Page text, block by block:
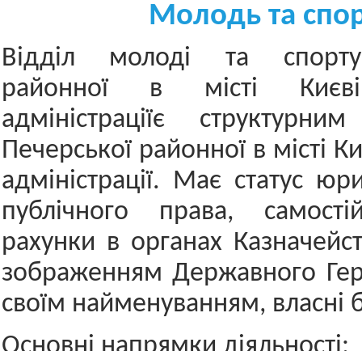
Молодь та
Відділ молоді та
районної в місті
адміністраціїє
Печерської районної в місті
адміністрації. Має статус
публічного права,
рахунки в органах
зображенням Державного
своїм найменуванням, власні